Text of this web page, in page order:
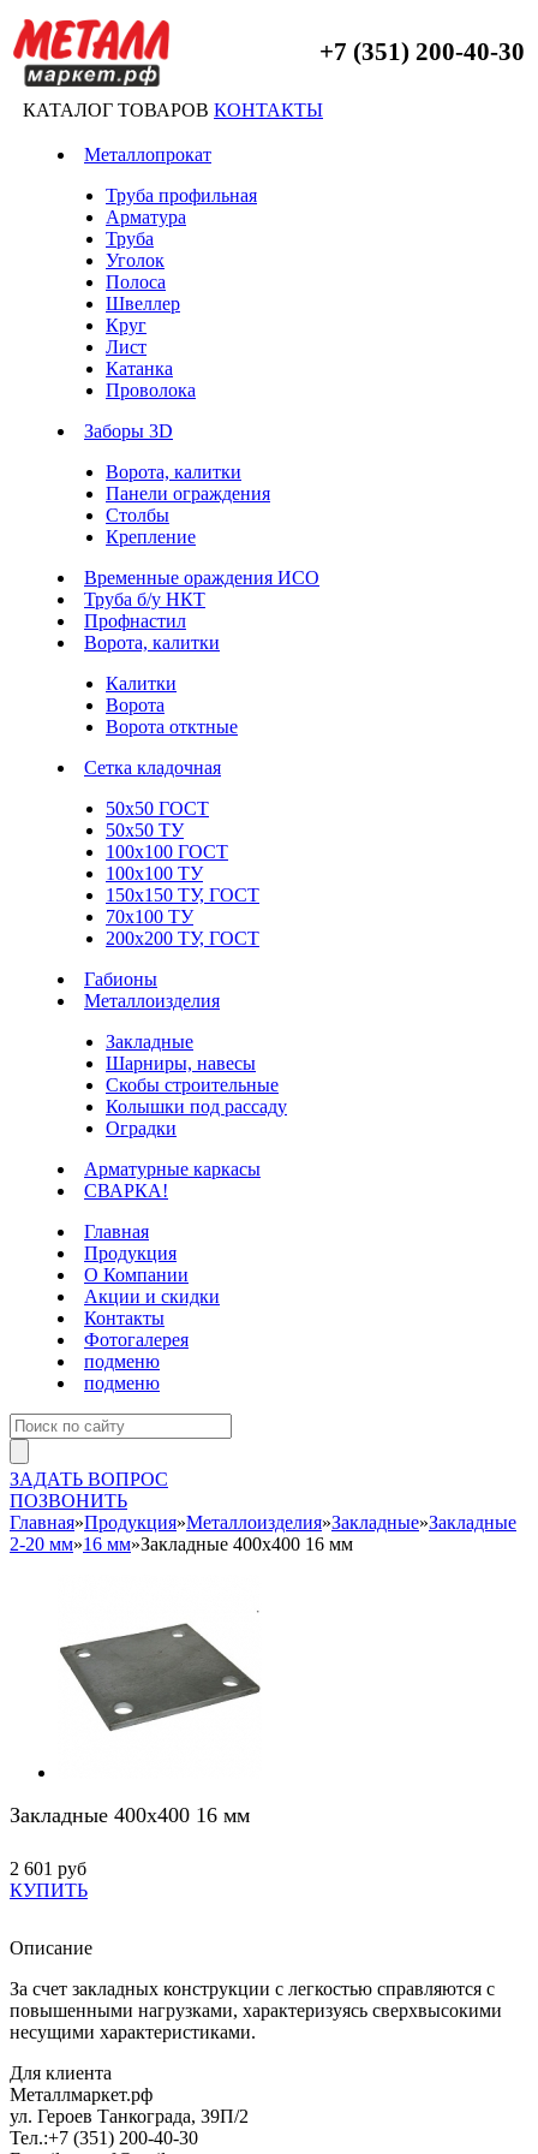
+7 (351) 200-40-30
КАТАЛОГ ТОВАРОВ КОНТАКТЫ
Металлопрокат
Труба профильная
Арматура
Труба
Уголок
Полоса
Швеллер
Круг
Лист
Катанка
Проволока
Заборы 3D
Ворота, калитки
Панели ограждения
Столбы
Крепление
Временные ораждения ИСО
Труба б/у НКТ
Профнастил
Ворота, калитки
Калитки
Ворота
Ворота отктные
Сетка кладочная
50х50 ГОСТ
50х50 ТУ
100х100 ГОСТ
100х100 ТУ
150х150 ТУ, ГОСТ
70х100 ТУ
200х200 ТУ, ГОСТ
Габионы
Металлоизделия
Закладные
Шарниры, навесы
Скобы строительные
Колышки под рассаду
Оградки
Арматурные каркасы
СВАРКА!
Главная
Продукция
О Компании
Акции и скидки
Контакты
Фотогалерея
подменю
подменю
ЗАДАТЬ ВОПРОС
ПОЗВОНИТЬ
Главная»Продукция»Металлоизделия»Закладные»Закладные
2-20 мм»16 мм»Закладные 400х400 16 мм
Закладные 400х400 16 мм
2 601 руб
КУПИТЬ
Описание
За счет закладных конструкции с легкостью справляются с
повышенными нагрузками, характеризуясь сверхвысокими
несущими характеристиками.
Для клиента
Металлмаркет.рф
ул. Героев Танкограда, 39П/2
Тел.:+7 (351) 200-40-30